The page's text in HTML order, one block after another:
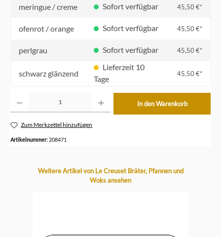
meringue / creme Sofort verfügbar 45,50 €*
ofenrot / orange Sofort verfügbar 45,50 €*
perlgrau Sofort verfügbar 45,50 €*
schwarz glänzend
Tage
45,50 €*
In den Warenkorb
Zum Merkzettel hinzufügen
Artikelnummer: 208471
Produktgalerie überspringen
Weitere Artikel von Le Creuset Bräter, Pfannen und
Woks ansehen